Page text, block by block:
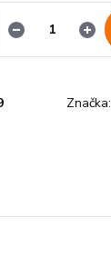
Značka: